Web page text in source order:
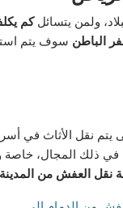
ولمن يتسائلكم
الباطن سوف يتم
يتم نقل الأثاث في
في ذلك المجال، خاصة
نقل العفش من